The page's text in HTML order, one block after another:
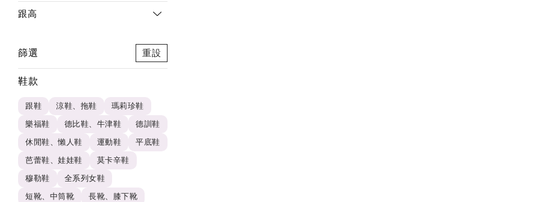
跟高
篩選 重設
鞋款
跟鞋 涼鞋、拖鞋
瑪莉珍鞋
樂福鞋
德比鞋、牛津鞋
德訓鞋
休閒鞋、懶人鞋
運動鞋
平底鞋
芭蕾鞋、娃娃鞋
莫卡辛鞋
穆勒鞋
全系列女鞋
短靴、中筒靴
長靴、膝下靴